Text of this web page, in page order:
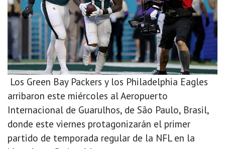
Los Green Bay Packers y los Philadelphia Eagles
arribaron este miércoles al Aeropuerto
Internacional de Guarulhos, de São Paulo, Brasil,
donde este viernes protagonizarán el primer
partido de temporada regular de la NFL en la